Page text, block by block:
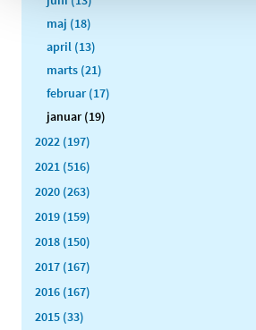
maj (18)
april (13)
marts (21)
februar (17)
januar (19)
2022 (197)
2021 (516)
2020 (263)
2019 (159)
2018 (150)
2017 (167)
2016 (167)
2015 (33)